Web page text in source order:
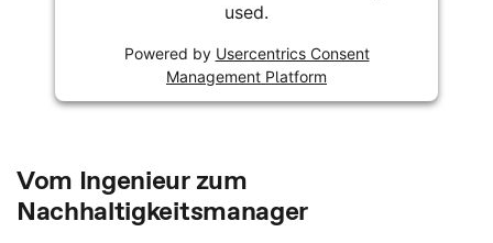
used.
Powered by Usercentrics Consent
Management Platform
Vom Ingenieur zum
Nachhaltigkeitsmanager